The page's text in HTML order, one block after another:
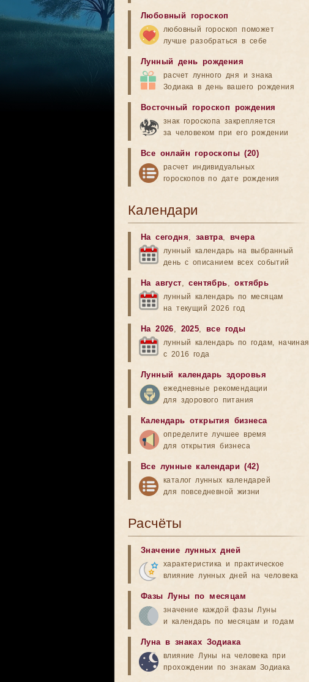
Любовный гороскоп
любовный гороскоп поможет
лучше разобраться в себе
Лунный день рождения
расчет лунного дня и знака
Зодиака в день вашего рождения
Восточный гороскоп рождения
знак гороскопа закрепляется
за человеком при его рождении
Все онлайн гороскопы (20)
расчет индивидуальных
гороскопов по дате рождения
Календари
На сегодня, завтра,вчера
лунный календарь на выбранный
день с описанием всех событий
На август,сентябрь,октябрь
лунный календарь по месяцам
на текущий 2026 год
На 2026, 2025,все годы
лунный календарь по годам, начиная
с 2016 года
Лунный календарь здоровья
ежедневные рекомендации
для здорового питания
Календарь открытия бизнеса
определите лучшее время
для открытия бизнеса
Все лунные календари (42)
каталог лунных календарей
для повседневной жизни
Расчёты
Значение лунных дней
характеристика и практическое
влияние лунных дней на человека
Фазы Луны по месяцам
значение каждой фазы Луны
и календарь по месяцам и годам
Луна в знаках Зодиака
влияние Луны на человека при
прохождении по знакам Зодиака